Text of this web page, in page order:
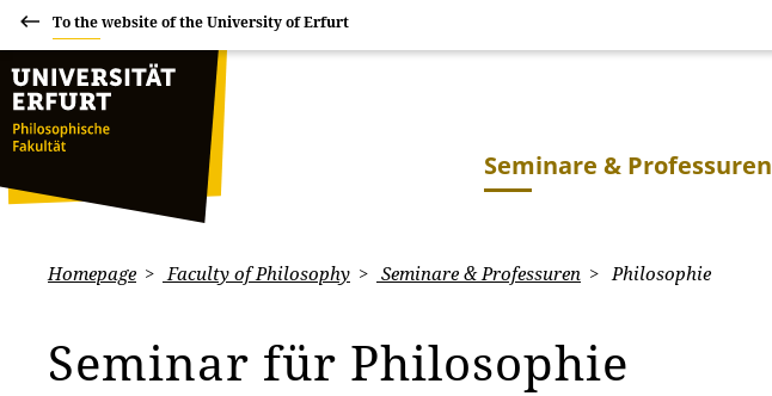
To the website of the University of Erfurt
Seminare & Professuren
Homepage Faculty of Philosophy Seminare & Professuren Philosophie
Seminar für Philosophie